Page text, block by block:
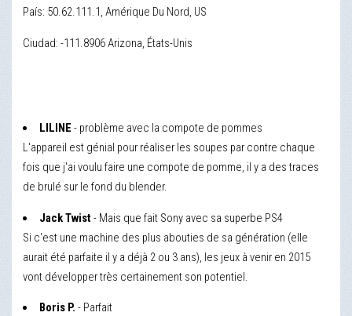
País: 50.62.111.1, Amérique Du Nord, US
Ciudad: -111.8906 Arizona, États-Unis
LILINE - problème avec la compote de pommes
L'appareil est génial pour réaliser les soupes par contre chaque
fois que j'ai voulu faire une compote de pomme, il y a des traces
de brulé sur le fond du blender.
Jack Twist - Mais que fait Sony avec sa superbe PS4
Si c'est une machine des plus abouties de sa génération (elle
aurait été parfaite il y a déjà 2 ou 3 ans), les jeux à venir en 2015
vont développer très certainement son potentiel.
Boris P. - Parfait